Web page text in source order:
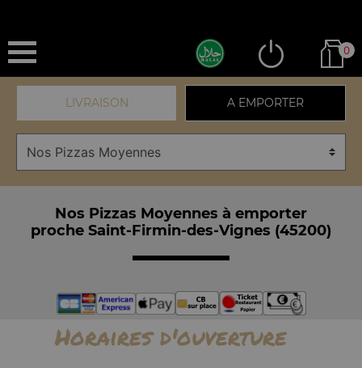
0
LIVRAISON A EMPORTER
Nos Pizzas Moyennes à emporter
proche Saint-Firmin-des-Vignes (45200)
Horaires d'ouverture